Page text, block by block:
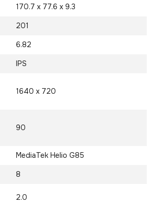
170.7 х 77.6 х 9.3
201
6.82
IPS
1640 x 720
90
MediaTek Helio G85
8
2.0